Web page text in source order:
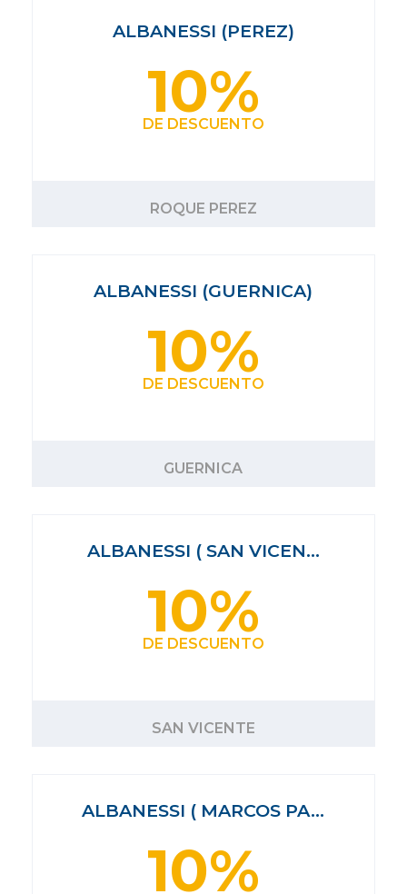
ALBANESSI (PEREZ)
10%
DE DESCUENTO
ROQUE PEREZ
ALBANESSI (GUERNICA)
10%
DE DESCUENTO
GUERNICA
ALBANESSI ( SAN VICEN…
10%
DE DESCUENTO
SAN VICENTE
ALBANESSI ( MARCOS PA…
10%